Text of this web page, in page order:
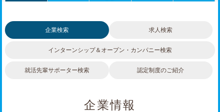
企業検索 求人検索
インターンシップ＆ オープン・カンパニー検索
就活先輩サポーター検索 認定制度のご紹介
企業情報